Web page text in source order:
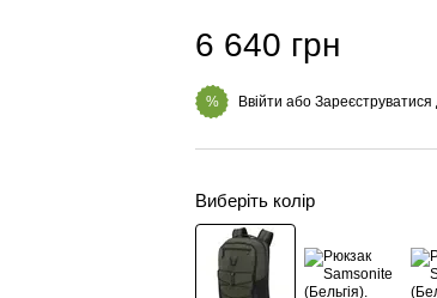
6 640 грн
% Ввійти або Зареєструватися
Виберіть колір